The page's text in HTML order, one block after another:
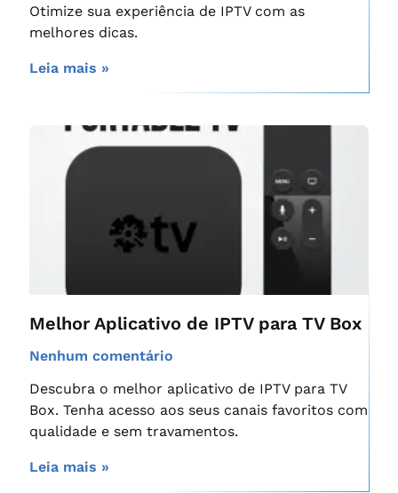
Otimize sua experiência de IPTV com as
melhores dicas.
Leia mais »
Melhor Aplicativo de IPTV para TV Box
Nenhum comentário
Descubra o melhor aplicativo de IPTV para TV
Box. Tenha acesso aos seus canais favoritos com
qualidade e sem travamentos.
Leia mais »